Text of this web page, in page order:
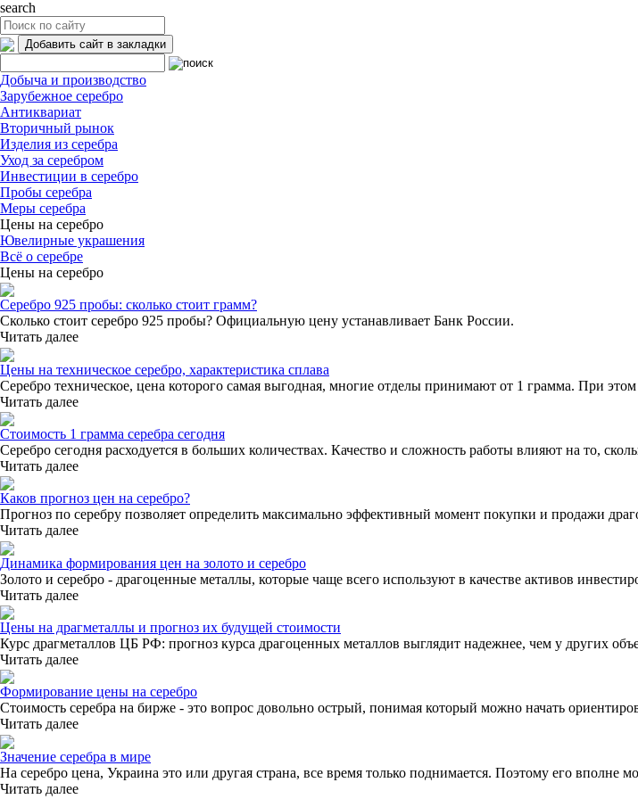
search
Добавить сайт в закладки
Добыча и производство
Зарубежное серебро
Антиквариат
Вторичный рынок
Изделия из серебра
Уход за серебром
Инвестиции в серебро
Пробы серебра
Меры серебра
Цены на серебро
Ювелирные украшения
Всё о серебре
Цены на серебро
Серебро 925 пробы: сколько стоит грамм?
Сколько стоит серебро 925 пробы? Официальную цену устанавливает Банк России.
Читать далее
Цены на техническое серебро, характеристика сплава
Серебро техническое, цена которого самая выгодная, многие отделы принимают от 1 грамма. При
Читать далее
Стоимость 1 грамма серебра сегодня
Серебро сегодня расходуется в больших количествах. Качество и сложность работы влияют на то,
Читать далее
Каков прогноз цен на серебро?
Прогноз по серебру позволяет определить максимально эффективный момент покупки и продажи
Читать далее
Динамика формирования цен на золото и серебро
Золото и серебро - драгоценные металлы, которые чаще всего используют в качестве активов
Читать далее
Цены на драгметаллы и прогноз их будущей стоимости
Курс драгметаллов ЦБ РФ: прогноз курса драгоценных металлов выглядит надежнее, чем у других
Читать далее
Формирование цены на серебро
Стоимость серебра на бирже - это вопрос довольно острый, понимая который можно начать
Читать далее
Значение серебра в мире
На серебро цена, Украина это или другая страна, все время только поднимается. Поэтому его вполне
Читать далее